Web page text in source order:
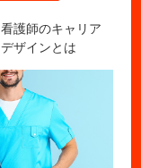
看護師のキャリア
デザインとは